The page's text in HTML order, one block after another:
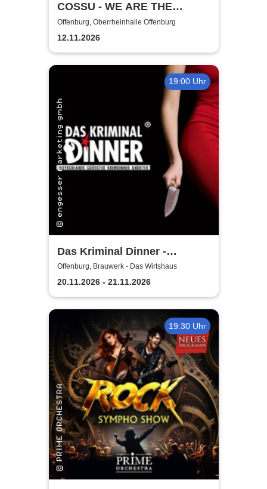
COSSU - WE ARE THE
GERMANS - Stand-Up
Comedy
Offenburg, Oberrheinhalle Offenburg
12.11.2026
19:00 Uhr
Das Kriminal Dinner -
Testament à la Carte
Offenburg, Brauwerk - Das Wirtshaus
20.11.2026 - 21.11.2026
19:30 Uhr